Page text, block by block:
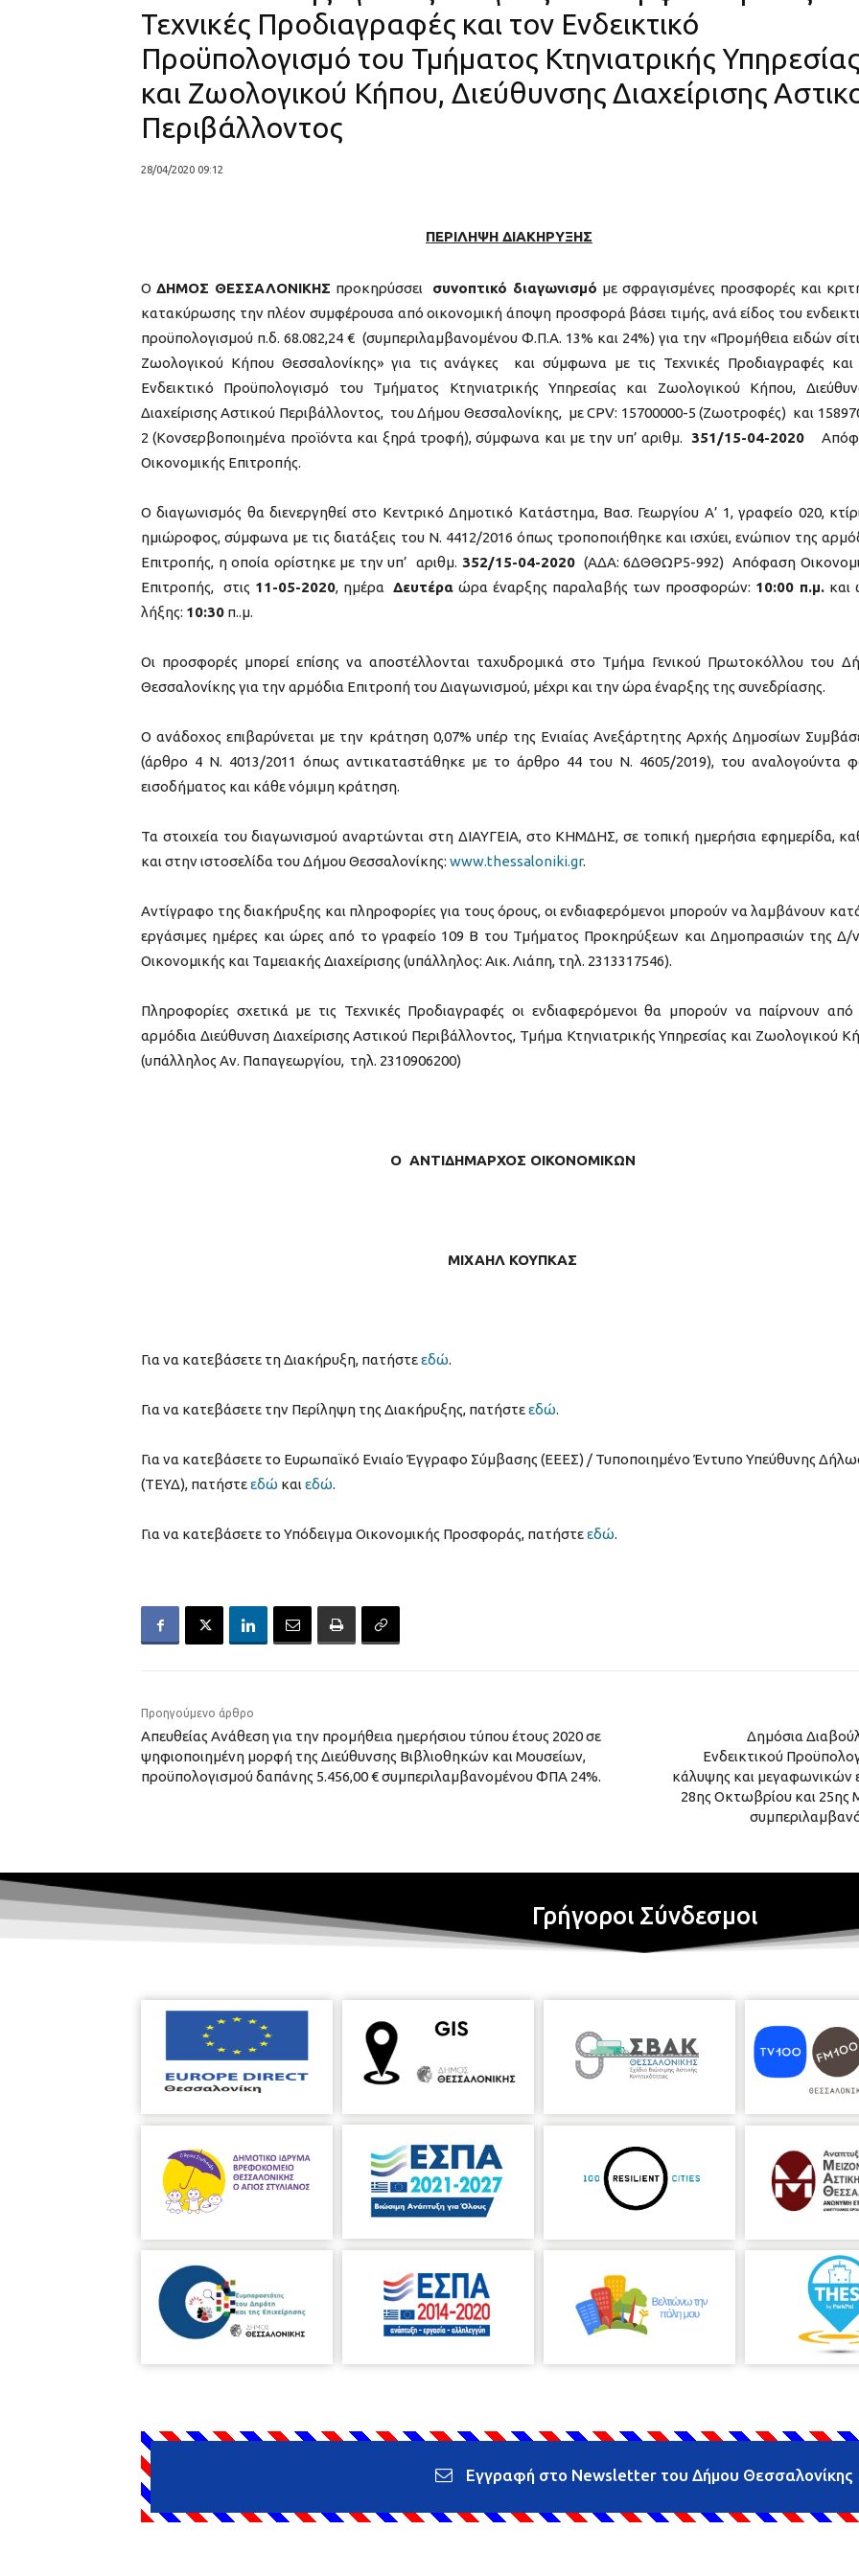
Τεχνικές Προδιαγραφές και τον Ενδεικτικό
Προϋπολογισμό του Τμήματος Κτηνιατρικής Υπηρεσίας
και Ζωολογικού Κήπου, Διεύθυνσης Διαχείρισης
Περιβάλλοντος
28/04/2020 09:12
ΠΕΡΙΛΗΨΗ ΔΙΑΚΗΡΥΞΗΣ
Ο ΔΗΜΟΣ ΘΕΣΣΑΛΟΝΙΚΗΣ προκηρύσσει συνοπτικό διαγωνισμό με σφραγισμένες προσφορές και
κατακύρωσης την πλέον συμφέρουσα από οικονομική άποψη προσφορά βάσει τιμής, ανά είδος του
προϋπολογισμού π.δ. 68.082,24 € (συμπεριλαμβανομένου Φ.Π.Α. 13% και 24%) για την «Προμήθεια ειδών
Ζωολογικού Κήπου Θεσσαλονίκης» για τις ανάγκες και σύμφωνα με τις Τεχνικές Προδιαγραφές και
Ενδεικτικό Προϋπολογισμό του Τμήματος Κτηνιατρικής Υπηρεσίας και Ζωολογικού Κήπου,
Διαχείρισης Αστικού Περιβάλλοντος, του Δήμου Θεσσαλονίκης, με CPV: 15700000-5 (Ζωοτροφές) και
2 (Κονσερβοποιημένα προϊόντα και ξηρά τροφή), σύμφωνα και με την υπ’ αριθμ. 351/15-04-2020
Οικονομικής Επιτροπής.
Ο διαγωνισμός θα διενεργηθεί στο Κεντρικό Δημοτικό Κατάστημα, Βασ. Γεωργίου Α’ 1, γραφείο 020,
ημιώροφος, σύμφωνα με τις διατάξεις του Ν. 4412/2016 όπως τροποποιήθηκε και ισχύει, ενώπιον της
Επιτροπής, η οποία ορίστηκε με την υπ’ αριθμ. 352/15-04-2020(ΑΔΑ: 6ΔΘΘΩΡ5-992) Απόφαση
Επιτροπής, στις 11-05-2020, ημέραΔευτέρα ώρα έναρξης παραλαβής των προσφορών: 10:00 π.μ.και
λήξης: 10:30 π..μ.
Οι προσφορές μπορεί επίσης να αποστέλλονται ταχυδρομικά στο Τμήμα Γενικού Πρωτοκόλλου του
Θεσσαλονίκης για την αρμόδια Επιτροπή του Διαγωνισμού, μέχρι και την ώρα έναρξης της συνεδρίασης.
Ο ανάδοχος επιβαρύνεται με την κράτηση 0,07% υπέρ της Ενιαίας Ανεξάρτητης Αρχής Δημοσίων
(άρθρο 4 Ν. 4013/2011 όπως αντικαταστάθηκε με το άρθρο 44 του Ν. 4605/2019), του αναλογούντα
εισοδήματος και κάθε νόμιμη κράτηση.
Τα στοιχεία του διαγωνισμού αναρτώνται στη ΔΙΑΥΓΕΙΑ, στο ΚΗΜΔΗΣ, σε τοπική ημερήσια εφημερίδα,
και στην ιστοσελίδα του Δήμου Θεσσαλονίκης: www.thessaloniki.gr.
Αντίγραφο της διακήρυξης και πληροφορίες για τους όρους, οι ενδιαφερόμενοι μπορούν να λαμβάνουν
εργάσιμες ημέρες και ώρες από το γραφείο 109 Β του Τμήματος Προκηρύξεων και Δημοπρασιών της Δ/
Οικονομικής και Ταμειακής Διαχείρισης (υπάλληλος: Αικ. Λιάπη, τηλ. 2313317546).
Πληροφορίες σχετικά με τις Τεχνικές Προδιαγραφές οι ενδιαφερόμενοι θα μπορούν να παίρνουν από
αρμόδια Διεύθυνση Διαχείρισης Αστικού Περιβάλλοντος, Τμήμα Κτηνιατρικής Υπηρεσίας και Ζωολογικού
(υπάλληλος Αν. Παπαγεωργίου, τηλ. 2310906200)
Ο ΑΝΤΙΔΗΜΑΡΧΟΣ ΟΙΚΟΝΟΜΙΚΩΝ
ΜΙΧΑΗΛ ΚΟΥΠΚΑΣ
Για να κατεβάσετε τη Διακήρυξη, πατήστεεδώ.
Για να κατεβάσετε την Περίληψη της Διακήρυξης, πατήστεεδώ.
Για να κατεβάσετε το Ευρωπαϊκό Ενιαίο Έγγραφο Σύμβασης (ΕΕΕΣ) / Τυποποιημένο Έντυπο Υπεύθυνης
(ΤΕΥΔ), πατήστεεδώ και εδώ.
Για να κατεβάσετε το Υπόδειγμα Οικονομικής Προσφοράς, πατήστεεδώ.
Προηγούμενο άρθρο
Απευθείας Ανάθεση για την προμήθεια ημερήσιου τύπου έτους 2020 σε
ψηφιοποιημένη μορφή της Διεύθυνσης Βιβλιοθηκών και Μουσείων,
προϋπολογισμού δαπάνης 5.456,00 € συμπεριλαμβανομένου ΦΠΑ 24%.
Δημόσια
Ενδεικτικού
κάλυψης και μεγαφωνικών
28ης Οκτωβρίου και 25ης
Γρήγοροι Σύνδεσμοι
Εγγραφή στο Newsletter του Δήμου Θεσσαλονίκης